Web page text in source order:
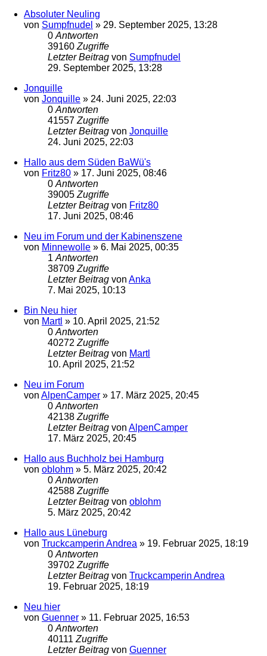
Absoluter Neuling
von Sumpfnudel » 29. September 2025, 13:28
0 Antworten
39160 Zugriffe
Letzter Beitrag von Sumpfnudel
29. September 2025, 13:28
Jonquille
von Jonquille » 24. Juni 2025, 22:03
0 Antworten
41557 Zugriffe
Letzter Beitrag von Jonquille
24. Juni 2025, 22:03
Hallo aus dem Süden BaWü's
von Fritz80 » 17. Juni 2025, 08:46
0 Antworten
39005 Zugriffe
Letzter Beitrag von Fritz80
17. Juni 2025, 08:46
Neu im Forum und der Kabinenszene
von Minnewolle » 6. Mai 2025, 00:35
1 Antworten
38709 Zugriffe
Letzter Beitrag von Anka
7. Mai 2025, 10:13
Bin Neu hier
von Martl » 10. April 2025, 21:52
0 Antworten
40272 Zugriffe
Letzter Beitrag von Martl
10. April 2025, 21:52
Neu im Forum
von AlpenCamper » 17. März 2025, 20:45
0 Antworten
42138 Zugriffe
Letzter Beitrag von AlpenCamper
17. März 2025, 20:45
Hallo aus Buchholz bei Hamburg
von oblohm » 5. März 2025, 20:42
0 Antworten
42588 Zugriffe
Letzter Beitrag von oblohm
5. März 2025, 20:42
Hallo aus Lüneburg
von Truckcamperin Andrea » 19. Februar 2025, 18:19
0 Antworten
39702 Zugriffe
Letzter Beitrag von Truckcamperin Andrea
19. Februar 2025, 18:19
Neu hier
von Guenner » 11. Februar 2025, 16:53
0 Antworten
40111 Zugriffe
Letzter Beitrag von Guenner